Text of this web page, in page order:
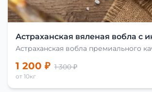
Астраханская вяленая вобла с
Астраханская вобла премиального
1 200 ₽ 1 300 ₽
от 10кг